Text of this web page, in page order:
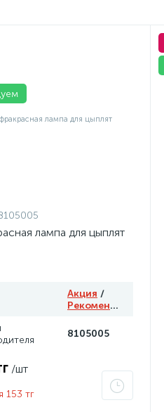
лампа для цыплят
Акция /
Рекомендуем
8105005
/шт
153 тг